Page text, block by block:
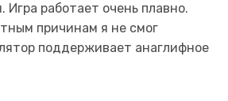
работает очень плавно.
причинам я не смог
поддерживает анаглифное